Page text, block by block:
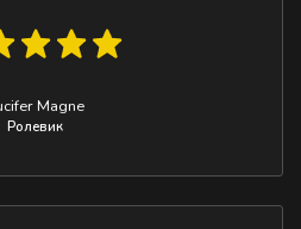
Magne
Ролевик